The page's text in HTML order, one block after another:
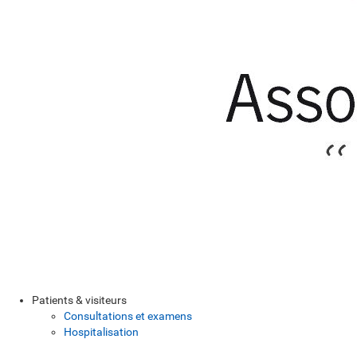
Patients & visiteurs
Consultations et examens
Hospitalisation